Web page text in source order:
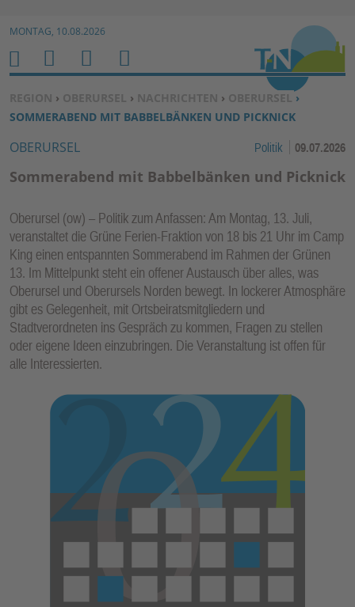
Zum Inhalt springen ↓
MONTAG, 10.08.2026
SIE BEFINDEN SICH HIER:
REGION › OBERURSEL › NACHRICHTEN › OBERURSEL ›
SOMMERABEND MIT BABBELBÄNKEN UND PICKNICK
OBERURSEL Politik 09.07.2026
Sommerabend mit Babbelbänken und Picknick
Oberursel (ow) – Politik zum Anfassen: Am Montag, 13. Juli,
veranstaltet die Grüne Ferien-Fraktion von 18 bis 21 Uhr im Camp
King einen entspannten Sommerabend im Rahmen der Grünen
13. Im Mittelpunkt steht ein offener Austausch über alles, was
Oberursel und Oberursels Norden bewegt. In lockerer Atmosphäre
gibt es Gelegenheit, mit Ortsbeiratsmitgliedern und
Stadtverordneten ins Gespräch zu kommen, Fragen zu stellen
oder eigene Ideen einzubringen. Die Veranstaltung ist offen für
alle Interessierten.
H
O
M
E
M
E
N
U
S
U
C
N
B
E
N
Z
R
F
U
N
K
TI
O
N
N